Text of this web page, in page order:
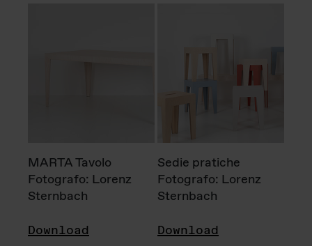
MARTA Tavolo
Fotografo: Lorenz
Sternbach
Download
Sedie pratiche
Fotografo: Lorenz
Sternbach
Download